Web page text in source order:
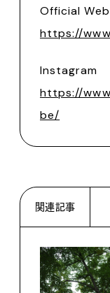
Official
https://
Instagram
https://
be/
関連記事